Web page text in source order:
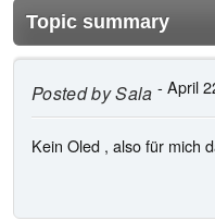
Topic summary
Posted bySala - April
Kein Oled , also für mich